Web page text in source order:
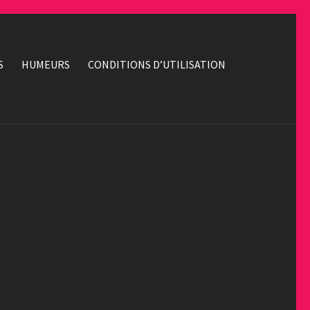
HUMEURS
CONDITIONS D’UTILISATION